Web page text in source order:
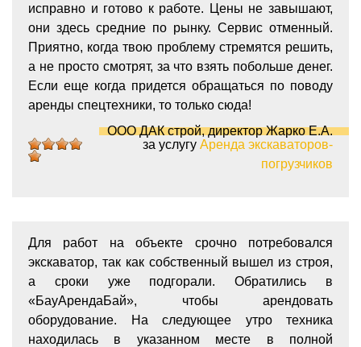
исправно и готово к работе. Цены не завышают,
они здесь средние по рынку. Сервис отменный.
Приятно, когда твою проблему стремятся решить,
а не просто смотрят, за что взять побольше денег.
Если еще когда придется обращаться по поводу
аренды спецтехники, то только сюда!
ООО ДАК строй, директор Жарко Е.А.
5 5 5 5
5
за услугу Аренда экскаваторов-
погрузчиков
Для работ на объекте срочно потребовался
экскаватор, так как собственный вышел из строя,
а сроки уже подгорали. Обратились в
«БауАрендаБай», чтобы арендовать
оборудование. На следующее утро техника
находилась в указанном месте в полной